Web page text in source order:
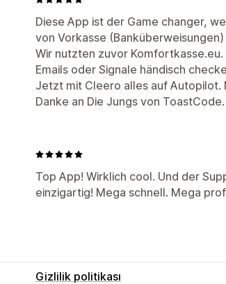
Diese App ist der Game changer,
von Vorkasse
Wir nutzten zuvor
Emails oder Signale händisch
Jetzt mit Cleero alles auf Autopilot.
Danke an Die Jungs von
Top App! Wirklich cool. Und der
einzigartig! Mega schnell. Mega
Gizlilik politikası